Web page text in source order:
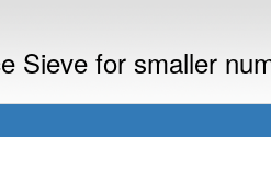
Sieve for smaller